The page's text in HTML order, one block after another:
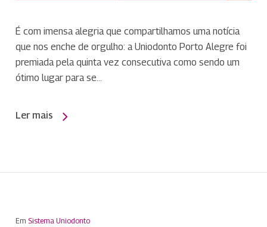
É com imensa alegria que compartilhamos uma notícia
que nos enche de orgulho: a Uniodonto Porto Alegre foi
premiada pela quinta vez consecutiva como sendo um
ótimo lugar para se…
Ler mais
Em Sistema Uniodonto